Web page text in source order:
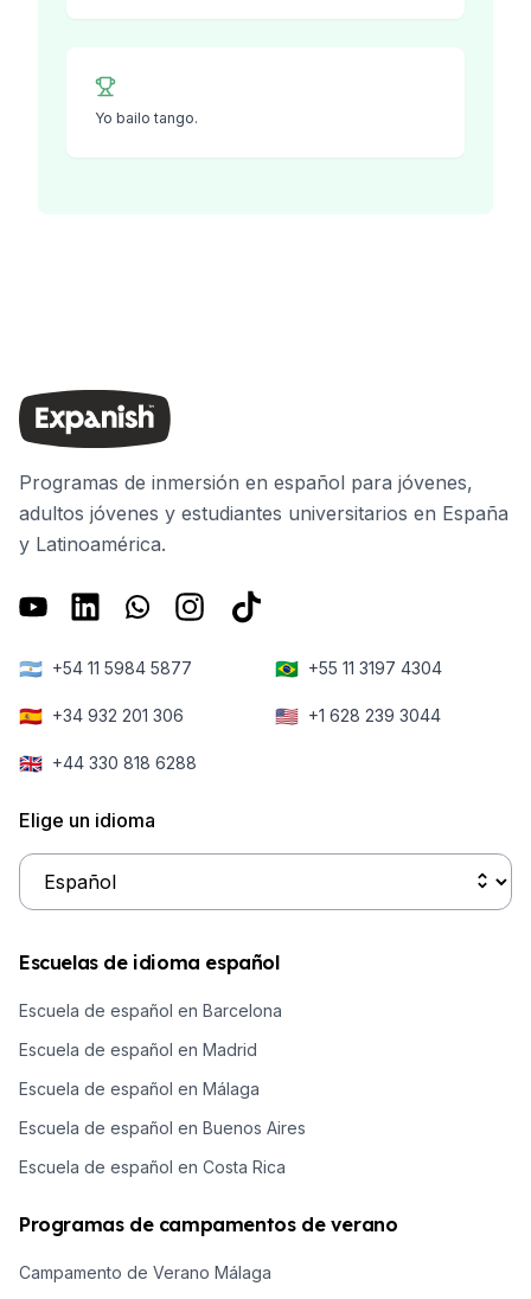
Yo bailo tango.
Programas de inmersión en español para jóvenes,
adultos jóvenes y estudiantes universitarios en España
y Latinoamérica.
🇦🇷 +54 11 5984 5877 🇧🇷 +55 11 3197 4304
🇪🇸 +34 932 201 306 🇺🇸 +1 628 239 3044
🇬🇧 +44 330 818 6288
Elige un idioma
Escuelas de idioma español
Escuela de español en Barcelona
Escuela de español en Madrid
Escuela de español en Málaga
Escuela de español en Buenos Aires
Escuela de español en Costa Rica
Programas de campamentos de verano
Campamento de Verano Málaga